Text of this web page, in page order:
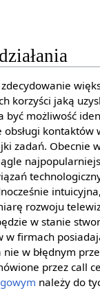
korzyści jaką
być możliwość
kontaktów
zadań. Obecnie
rozwoju
w stanie
w firmach
nie w błędnym
przez call
należy do